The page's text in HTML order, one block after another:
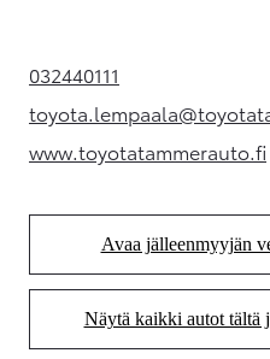
032440111(Aukeaa uudessa
(Aukeaa
www.toyotatammerauto.fi
(Aukeaa
Avaa jälleenmyyjän
Näytä kaikki autot tältä